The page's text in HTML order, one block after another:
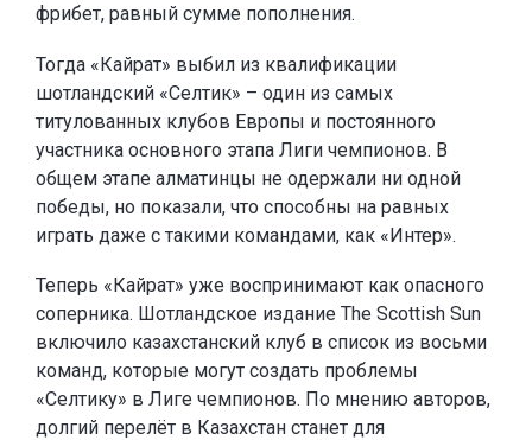
фрибет, равный сумме пополнения.
Тогда «Кайрат» выбил из квалификации
шотландский «Селтик» – один из самых
титулованных клубов Европы и постоянного
участника основного этапа Лиги чемпионов. В
общем этапе алматинцы не одержали ни одной
победы, но показали, что способны на равных
играть даже с такими командами, как «Интер».
Теперь «Кайрат» уже воспринимают как опасного
соперника. Шотландское издание The Scottish Sun
включило казахстанский клуб в список из восьми
команд, которые могут создать проблемы
«Селтику» в Лиге чемпионов. По мнению авторов,
долгий перелёт в Казахстан станет для